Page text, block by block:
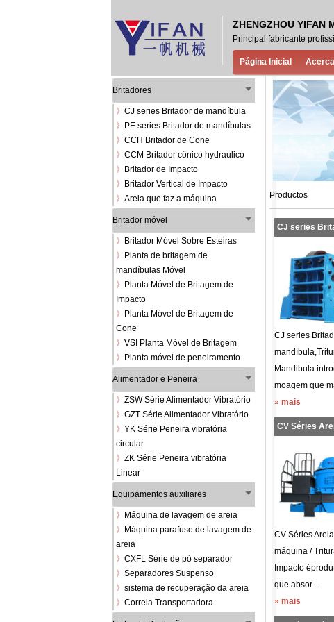
ZHENGZHOU YIFAN
Principal fabricante
Página Inicial
Britadores
》 CJ series Britador de mandíbula
》
PE series Britador de mandíbulas
》 CCH Britador de Cone
》 CCM Britador cônico hydraulico
》
Britador de Impacto
》
Britador Vertical de Impacto
》 Areia que faz a máquina
Britador móvel
》
Britador Móvel Sobre Esteiras
》
Planta de britagem de
mandíbulas Móvel
》
Planta Móvel de Britagem de
Impacto
》
Planta Móvel de Britagem de
Cone
》 VSI Planta Móvel de Britagem
》
Planta móvel de peneiramento
Alimentador e Peneira
》 ZSW Série Alimentador Vibratório
》 GZT Série Alimentador Vibratório
》 YK Série Peneira vibratória
circular
》 ZK Série Peneira vibratória
Linear
Equipamentos auxiliares
》
Máquina de lavagem de areia
》
Máquina parafuso de lavagem de
areia
》 CXFL Série de pó separador
》 Separadores Suspenso
》 sistema de recuperação da areia
》 Correia Transportadora
Productos
CJ series
CJ series
Mandibula
moagem que
» mais
CV Séries
CV Séries
máquina /
Impacto
que absor...
» mais